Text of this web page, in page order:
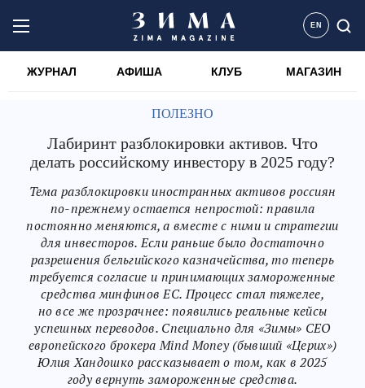
EN
ЖУРНАЛ АФИША КЛУБ МАГАЗИН
ПОЛЕЗНО
Лабиринт разблокировки активов. Что
делать российскому инвестору в 2025 году?
Тема разблокировки иностранных активов россиян
по-прежнему остается непростой: правила
постоянно меняются, а вместе с ними и стратегии
для инвесторов. Если раньше было достаточно
разрешения бельгийского казначейства, то теперь
требуется согласие и принимающих замороженные
средства минфинов ЕС. Процесс стал тяжелее,
но все же прозрачнее: появились реальные кейсы
успешных переводов. Специально для «Зимы» СЕО
европейского брокера Mind Money (бывший «Церих»)
Юлия Хандошко рассказывает о том, как в 2025
году вернуть замороженные средства.